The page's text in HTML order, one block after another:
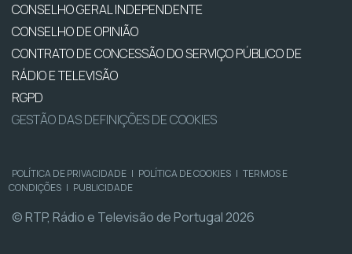
CONSELHO GERAL INDEPENDENTE
CONSELHO DE OPINIÃO
CONTRATO DE CONCESSÃO DO SERVIÇO PÚBLICO DE
RÁDIO E TELEVISÃO
RGPD
GESTÃO DAS DEFINIÇÕES DE COOKIES
POLÍTICA DE PRIVACIDADE | POLÍTICA DE COOKIES | TERMOS E
CONDIÇÕES | PUBLICIDADE
© RTP, Rádio e Televisão de Portugal 2026